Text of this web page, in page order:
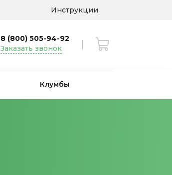
Инструкции
8 (800) 505-94-92
Заказать звонок
Клумбы